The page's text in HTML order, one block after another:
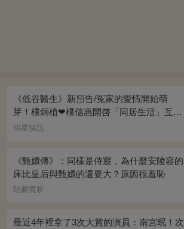
《低谷醫生》新預告/冤家的愛情開始萌
芽！樸炯植❤樸信惠開啓「同居生活」互相
共鳴、安慰~
明星快訊
《甄嬛傳》：同樣是侍寢，為什麼安陵容的
床比皇后與甄嬛的還要大？原因很羞恥
陸劇賞析
最近4年裡拿了3次大賞的演員：南宮珉！次